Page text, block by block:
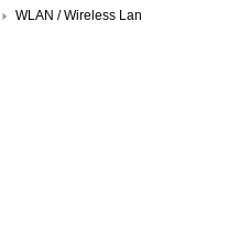
WLAN / Wireless Lan